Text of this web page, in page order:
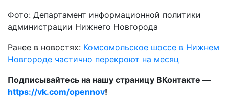
Фото: Департамент информационной политики
администрации Нижнего Новгорода
Ранее в новостях: Комсомольское шоссе в Нижнем
Новгороде частично перекроют на месяц
Подписывайтесь на нашу страницу ВКонтакте —
https://vk.com/opennov!